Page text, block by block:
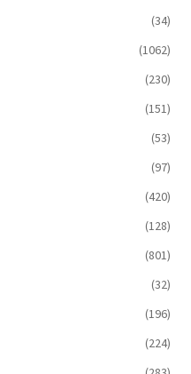
(34)
(1062)
(230)
(151)
(53)
(97)
(420)
(128)
(801)
(32)
(196)
(224)